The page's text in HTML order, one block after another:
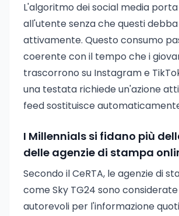
L'algoritmo dei social media
all'utente senza che questi
attivamente. Questo consumo
coerente con il tempo che i
trascorrono su Instagram e
una testata richiede un'azione
feed sostituisce
I Millennials si fidano più
delle agenzie di stampa
Secondo il CeRTA, le agenzie di
come Sky TG24 sono
autorevoli per l'informazione